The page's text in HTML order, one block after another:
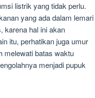
listrik yang tidak perlu.
yang ada dalam lemari
karena hal ini akan
itu, perhatikan juga umur
melewati batas waktu
menjadi pupuk